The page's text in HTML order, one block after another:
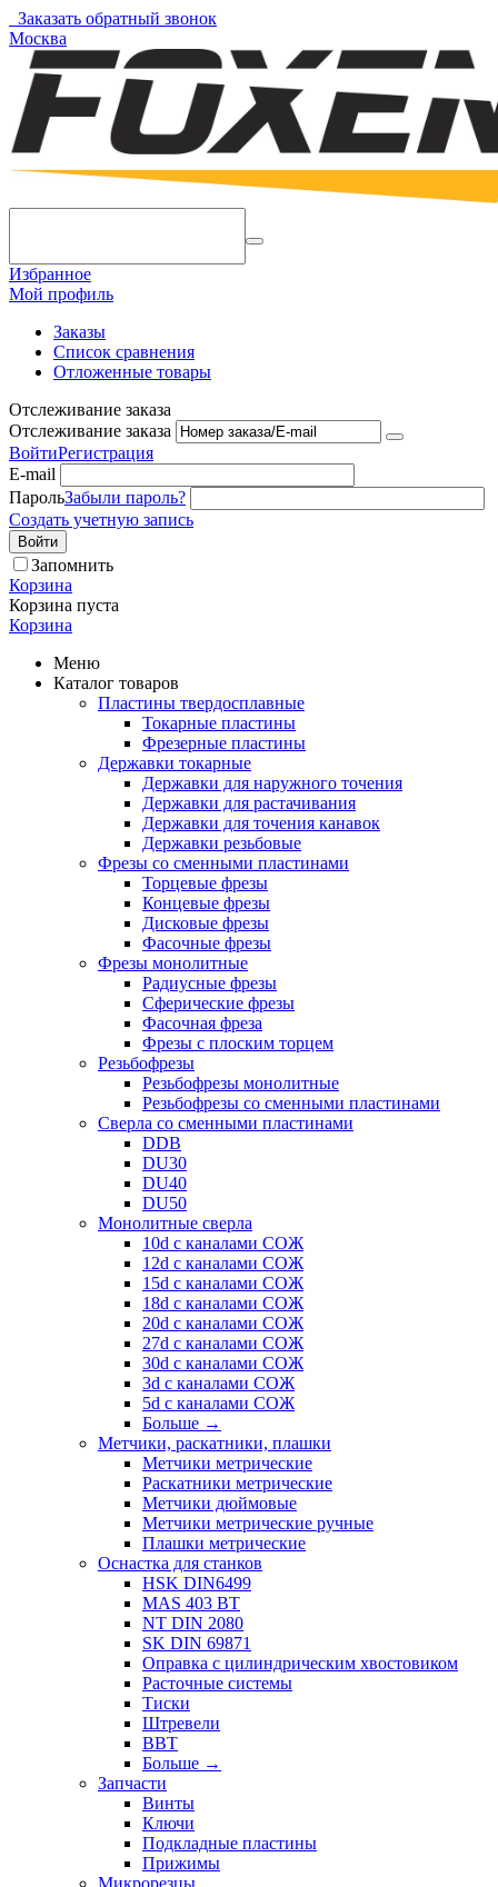
Заказать обратный звонок
Москва
Избранное
Мой профиль
Заказы
Список сравнения
Отложенные товары
Отслеживание заказа
Отслеживание заказа
ВойтиРегистрация
E-mail
ПарольЗабыли пароль?
Создать учетную запись
Войти
Запомнить
Корзина
Корзина пуста
Корзина
Меню
Каталог товаров
Пластины твердосплавные
Токарные пластины
Фрезерные пластины
Державки токарные
Державки для наружного точения
Державки для растачивания
Державки для точения канавок
Державки резьбовые
Фрезы со сменными пластинами
Торцевые фрезы
Концевые фрезы
Дисковые фрезы
Фасочные фрезы
Фрезы монолитные
Радиусные фрезы
Сферические фрезы
Фасочная фреза
Фрезы с плоским торцем
Резьбофрезы
Резьбофрезы монолитные
Резьбофрезы со сменными пластинами
Сверла со сменными пластинами
DDB
DU30
DU40
DU50
Монолитные сверла
10d с каналами СОЖ
12d с каналами СОЖ
15d с каналами СОЖ
18d с каналами СОЖ
20d с каналами СОЖ
27d с каналами СОЖ
30d с каналами СОЖ
3d с каналами СОЖ
5d с каналами СОЖ
Больше →
Метчики, раскатники, плашки
Метчики метрические
Раскатники метрические
Метчики дюймовые
Метчики метрические ручные
Плашки метрические
Оснастка для станков
HSK DIN6499
MAS 403 BT
NT DIN 2080
SK DIN 69871
Оправка с цилиндрическим хвостовиком
Расточные системы
Тиски
Штревели
BBT
Больше →
Запчасти
Винты
Ключи
Подкладные пластины
Прижимы
Микрорезцы